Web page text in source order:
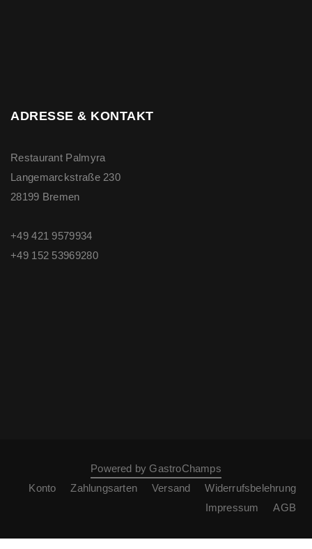
ADRESSE & KONTAKT
Restaurant Palmyra
Langemarckstraße 230
28199 Bremen
+49 421 9579934
+49 ‭152 53969280‬
Powered by GastroChamps
Konto
Zahlungsarten Versand
Widerrufsbelehrung
Impressum
AGB